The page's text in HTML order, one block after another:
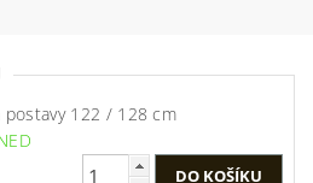
postavy 122 / 128 cm